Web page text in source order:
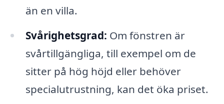
än en villa.
Svårighetsgrad: Om fönstren är
svårtillgängliga, till exempel om de
sitter på hög höjd eller behöver
specialutrustning, kan det öka priset.